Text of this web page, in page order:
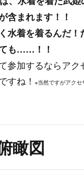
含まれます！！
水着を着るんだ！
も……！！
参加するならアク
すね！ ※当然ですがアクセ
瞰図